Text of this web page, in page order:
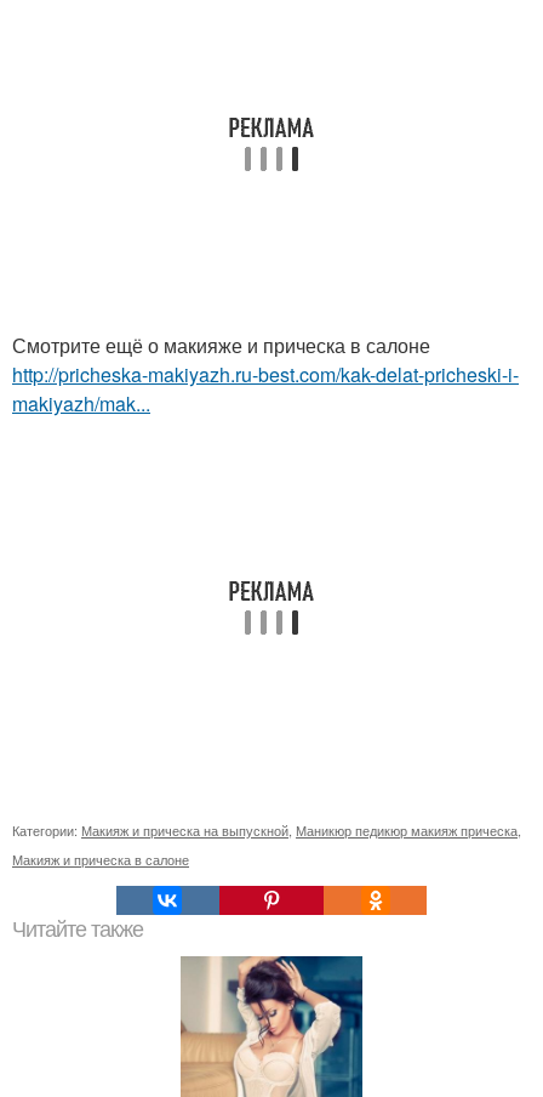
Смотрите ещё о макияже и прическа в салоне
http://pricheska-makiyazh.ru-best.com/kak-delat-pricheski-i-
makiyazh/mak...
Категории: Макияж и прическа на выпускной Маникюр педикюр макияж прическа
Макияж и прическа в салоне
Читайте также